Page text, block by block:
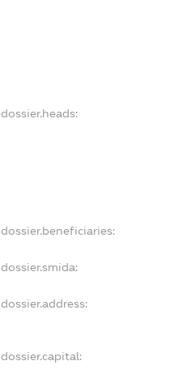
dossier.heads:
dossier.beneficiaries:
dossier.smida:
dossier.address:
dossier.capital: